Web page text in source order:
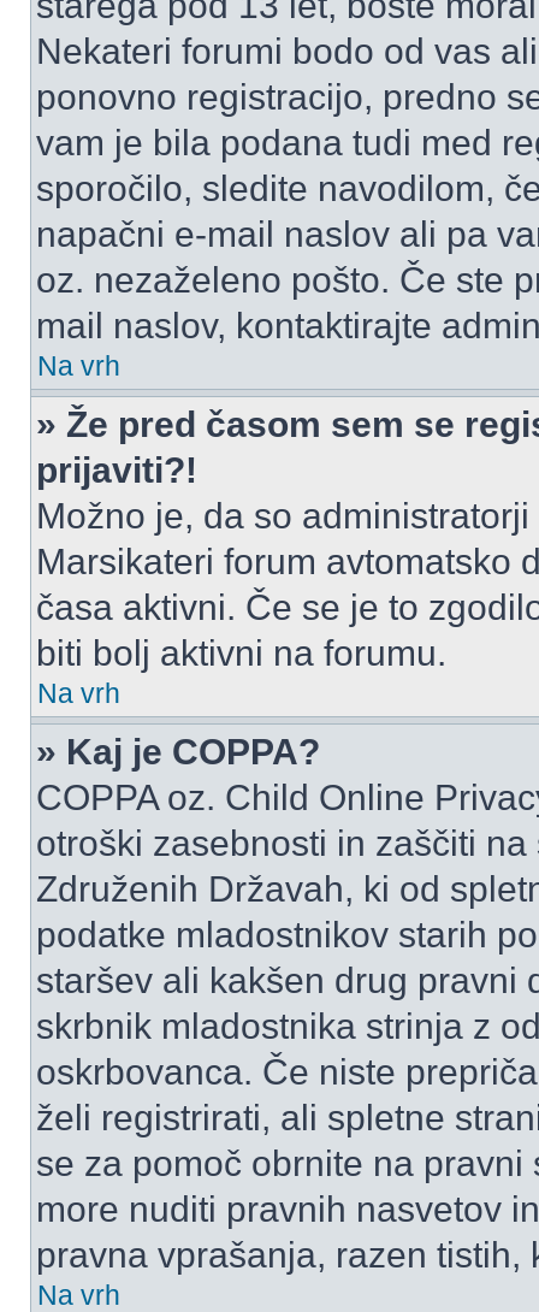
Nekateri forumi bodo od vas
ponovno registracijo, predno
vam je bila podana tudi med
sporočilo, sledite navodilom,
napačni e-mail naslov ali pa
oz. nezaželeno pošto. Če ste
mail naslov, kontaktirajte
Na vrh
» Že pred časom sem se
prijaviti?!
Možno je, da so
Marsikateri forum avtomatsko
časa aktivni. Če se je to
biti bolj aktivni na forumu.
Na vrh
» Kaj je COPPA?
COPPA oz. Child Online
otroški zasebnosti in zaščiti
Združenih Državah, ki od
podatke mladostnikov starih
staršev ali kakšen drug pravni
skrbnik mladostnika strinja z
oskrbovanca. Če niste
želi registrirati, ali spletne
se za pomoč obrnite na
more nuditi pravnih nasvetov
pravna vprašanja, razen tistih,
Na vrh